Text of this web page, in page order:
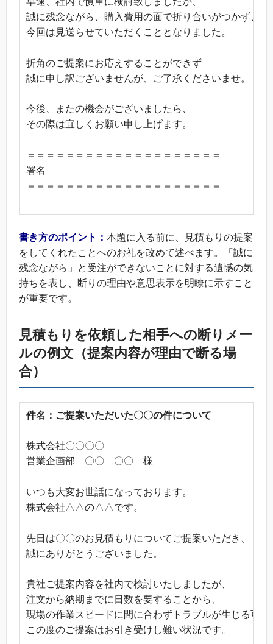
誠に残念ながら、購入費用の面で折り合いがつかず、
今回は見送らせていただくこととなりました。
折角のご提案にお応えすることができず
誠に申し訳ございませんが、ご了承くださいませ。
今後、またの機会がございましたら、
その際は宜しくお願い申し上げます。
＝＝＝＝＝＝＝＝＝＝＝＝＝＝＝＝＝＝＝＝
署名
＝＝＝＝＝＝＝＝＝＝＝＝＝＝＝＝＝＝＝＝
書き方のポイント： 本題に入る前に、見積もりの提案
をしてくれたことへのお礼を改めて述べます。「誠に
残念ながら」と受注ができないことに対する遺憾の気
持ちを表し、断りの理由や意思表示を明瞭に示すこと
が重要です。
見積もりを依頼した相手への断りメー
ルの例文（提案内容が理由で断る場
合）
件名：ご提案いただいた〇〇の件について
株式会社〇〇〇〇
営業企画部 〇〇 〇〇 様
いつも大変お世話になっております。
株式会社△△の△△です。
先日は〇〇のお見積もりについてご提案いただき、
誠にありがとうございました。
貴社ご提案内容を社内で検討いたしましたが、
注文から納期までに日数を要することから、
現場の作業スピードに間に合わずトラブルが生じる可能
この度のご提案はお引き受けし難い状況です。